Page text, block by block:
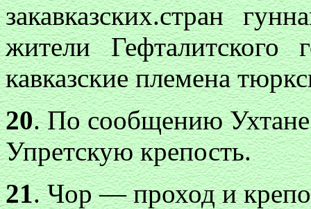
закавказских.стран
жители Гефталитского
кавказские племена
20. По сообщению
Упретскую крепость.
21. Чор — проход и